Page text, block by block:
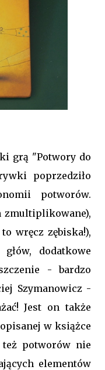
grą "Potwory do
poprzedziło
potworów.
zmultiplikowane),
wręcz zębiska!),
dodatkowe
- bardzo
Szymanowicz -
Jest on także
w książce
też potworów nie
elementów